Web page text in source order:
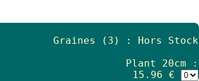
Graines (3) : Hors Stock
Plant 20cm :
15.96 €